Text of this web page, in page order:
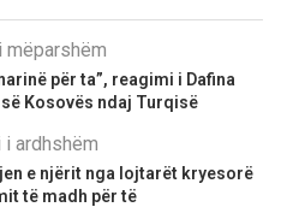
mëparshëm
për ta”, reagimi i Dafina
Kosovës ndaj Turqisë
ardhshëm
e njërit nga lojtarët kryesorë
të madh për të